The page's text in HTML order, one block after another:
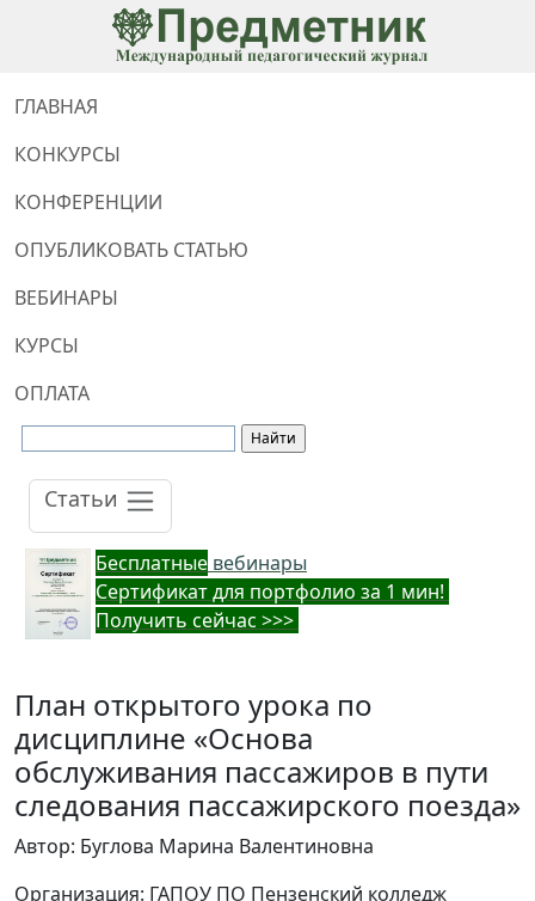
ГЛАВНАЯ
КОНКУРСЫ
КОНФЕРЕНЦИИ
ОПУБЛИКОВАТЬ СТАТЬЮ
ВЕБИНАРЫ
КУРСЫ
ОПЛАТА
Статьи
Бесплатные вебинары
Cертификат для портфолио за 1 мин!
Получить сейчас >>>
План открытого урока по
дисциплине «Основа
обслуживания пассажиров в пути
следования пассажирского поезда»
Автор: Буглова Марина Валентиновна
Организация: ГАПОУ ПО Пензенский колледж